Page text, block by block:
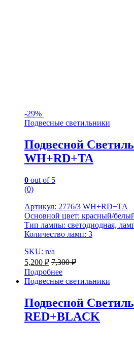
-29%
Подвесные светильники
Подвесной
WH+RD+TA
0 out of 5
(0)
Артикул: 2776/3 WH+RD+TA
Основной цвет: красный/
Тип лампы: светодиодная,
Количество ламп: 3
SKU: n/a
5,200 ₽ 7,300₽
Подробнее
Подвесные светильники
Подвесной
RED+BLACK